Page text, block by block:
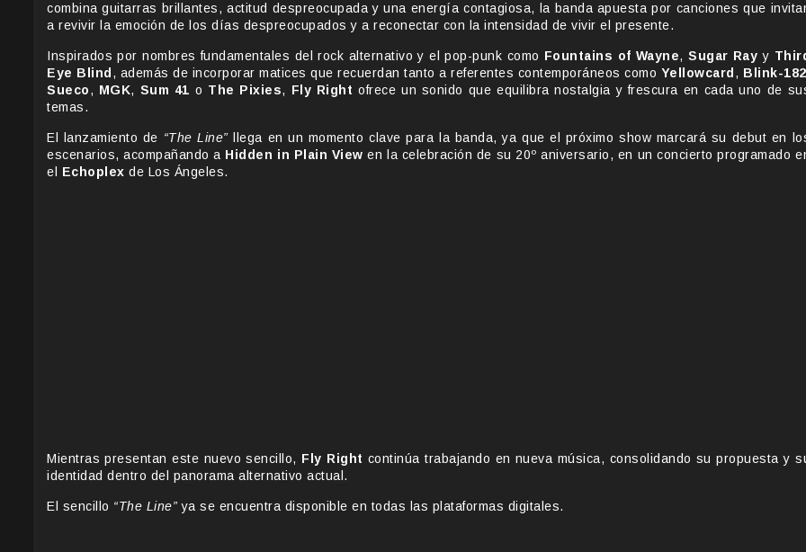
combina guitarras brillantes, actitud despreocupada y una energía contagiosa, la banda apuesta por canciones que
a revivir la emoción de los días despreocupados y a reconectar con la intensidad de vivir el presente.
Inspirados por nombres fundamentales del rock alternativo y el pop-punk como Fountains of Wayne,Sugar Ray y
Eye Blind , además de incorporar matices que recuerdan tanto a referentes contemporáneos como Yellowcard , Blink-182
Sueco, MGK, Sum 41 o The Pixies, Fly Right ofrece un sonido que equilibra nostalgia y frescura en cada uno de
temas.
El lanzamiento de “The Line” llega en un momento clave para la banda, ya que el próximo show marcará su debut en
escenarios, acompañando a Hidden in Plain View en la celebración de su 20º aniversario, en un concierto programado
el Echoplex de Los Ángeles.
Mientras presentan este nuevo sencillo, Fly Right continúa trabajando en nueva música, consolidando su propuesta y
identidad dentro del panorama alternativo actual.
El sencillo “The Line” ya se encuentra disponible en todas las plataformas digitales.